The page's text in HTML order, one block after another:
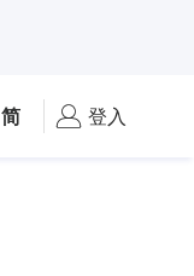
简 登入